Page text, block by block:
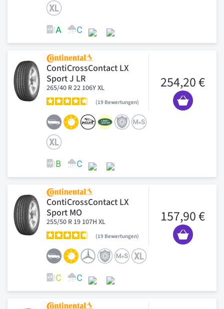
ContiCrossContact LX
Sport J LR
265/40 R 22 106Y XL
19 Bewertungen
254,20 €
ContiCrossContact LX
Sport MO
255/50 R 19 107H XL
19 Bewertungen
157,90 €